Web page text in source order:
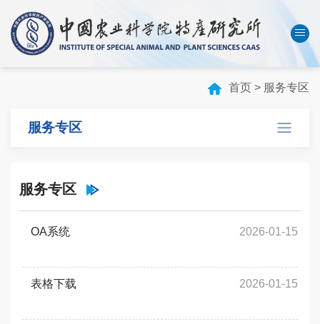
English
本所概况
科技创新
首页 > 服务专区
服务专区
服务专区
OA系统 2026-01-15
表格下载 2026-01-15